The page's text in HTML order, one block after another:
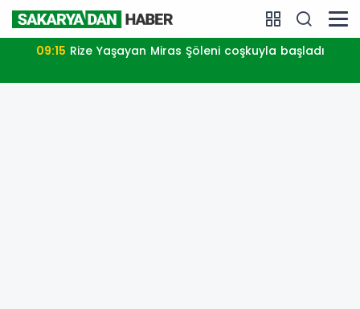
09:15 Rize Yaşayan Miras Şöleni coşkuyla başladı